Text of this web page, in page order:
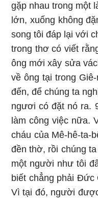
gặp nhau trong một
lớn, xuống không
song tôi đáp lại với
trong thơ có viết
ông mới xây sửa
về ông tại trong
đến, để chúng ta
ngươi có đặt nó ra.
làm công việc nữa.
cháu của Mê-hê-ta-
đền thờ, rồi chúng
một người như tôi
biết chẳng phải
Vì tại đó, người